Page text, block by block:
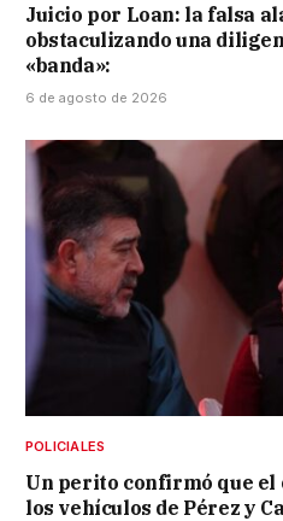
Juicio por Loan: la falsa
obstaculizando una
«banda»:
6 de agosto de 2026
POLICIALES
Un perito confirmó que el
los vehículos de Pérez y